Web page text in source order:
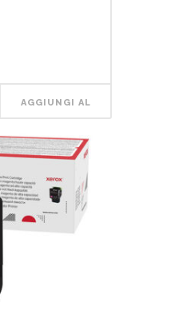
AGGIUNGI AL
CARRELLO